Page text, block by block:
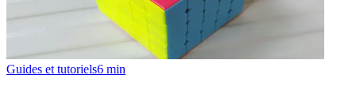
Guides et tutoriels6 min